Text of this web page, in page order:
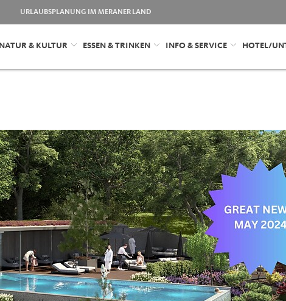
URLAUBSPLANUNG IM MERANER LAND
NATUR & KULTUR ESSEN & TRINKEN INFO & SERVICE HOTEL/